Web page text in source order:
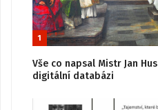
1
Vše co napsal Mistr Jan
digitální databázi